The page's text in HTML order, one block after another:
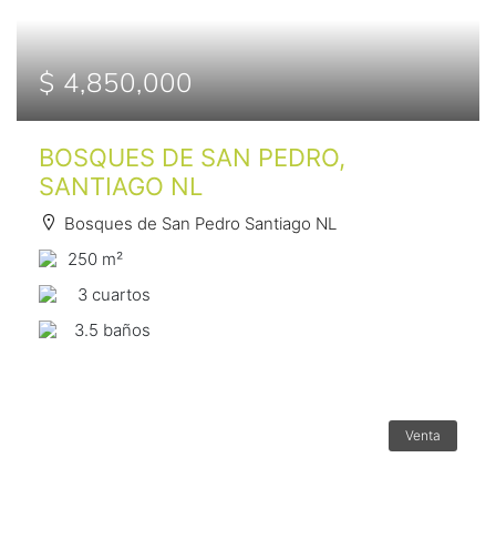
$ 4,850,000
BOSQUES DE SAN PEDRO,
SANTIAGO NL
Bosques de San Pedro Santiago NL
250 m²
3 сuartos
3.5 baños
Venta